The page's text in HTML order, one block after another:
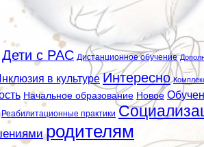
Дети с РАС Дистанционное обучение
в культуре Интересно
Начальное образование Новое
Реабилитационные практики
родителям